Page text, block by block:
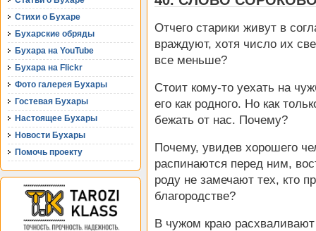
Стихи о Бухаре
Бухарские обряды
Бухара на YouTube
Бухара на Flickr
Фото галерея Бухары
Гостевая Бухары
Настоящее Бухары
Новости Бухары
Помочь проекту
Отчего старики живут в
враждуют, хотя число их
все меньше?
Стоит кому-то уехать на
его как родного. Но как
бежать от нас. Почему?
Почему, увидев хорошего
распинаются перед ним,
роду не замечают тех, кто
благородстве?
В чужом краю